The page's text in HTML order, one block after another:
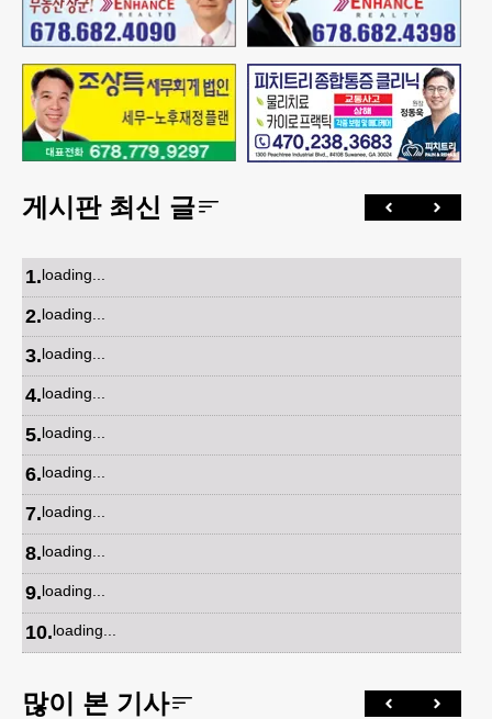
게시판 최신 글
1.loading...
2.loading...
3.loading...
4.loading...
5.loading...
6.loading...
7.loading...
8.loading...
9.loading...
10.loading...
많이 본 기사